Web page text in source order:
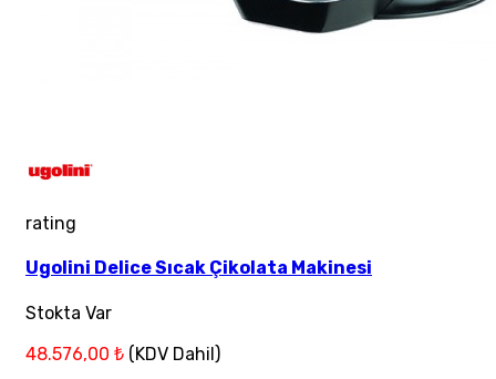
rating
Ugolini Delice Sıcak Çikolata Makinesi
Stokta Var
48.576,00 ₺ (KDV Dahil)